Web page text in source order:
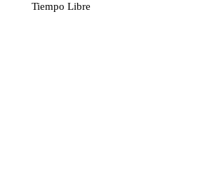
Tiempo Libre